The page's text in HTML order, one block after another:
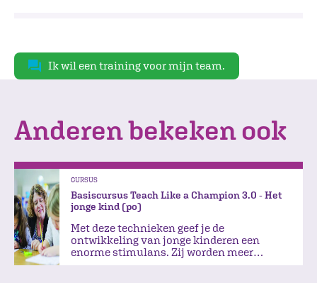
Ik wil een training voor mijn team.
Anderen bekeken ook
CURSUS
Basiscursus Teach Like a Champion 3.0 - Het
jonge kind (po)
Met deze technieken geef je de
ontwikkeling van jonge kinderen een
enorme stimulans. Zij worden meer